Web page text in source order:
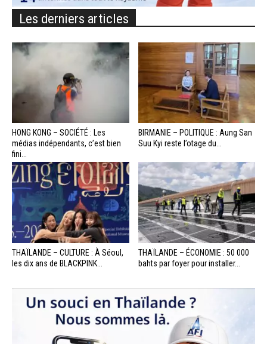
Les derniers articles
HONG KONG – SOCIÉTÉ : Les
médias indépendants, c’est bien
fini...
BIRMANIE – POLITIQUE : Aung San
Suu Kyi reste l’otage du...
THAÏLANDE – CULTURE : À Séoul,
les dix ans de BLACKPINK...
THAÏLANDE – ÉCONOMIE : 50 000
bahts par foyer pour installer...